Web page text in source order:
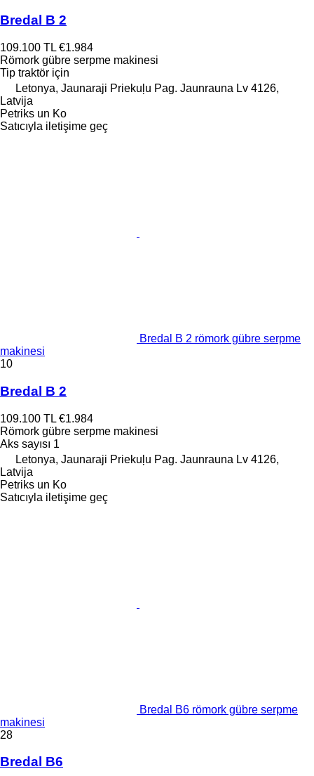
Bredal B 2
109.100 TL €1.984
Römork gübre serpme makinesi
Tip traktör için
Letonya, Jaunaraji Priekuļu Pag. Jaunrauna Lv 4126,
Latvija
Petriks un Ko
Satıcıyla iletişime geç
Bredal B 2 römork gübre serpme
makinesi
10
Bredal B 2
109.100 TL €1.984
Römork gübre serpme makinesi
Aks sayısı 1
Letonya, Jaunaraji Priekuļu Pag. Jaunrauna Lv 4126,
Latvija
Petriks un Ko
Satıcıyla iletişime geç
Bredal B6 römork gübre serpme
makinesi
28
Bredal B6